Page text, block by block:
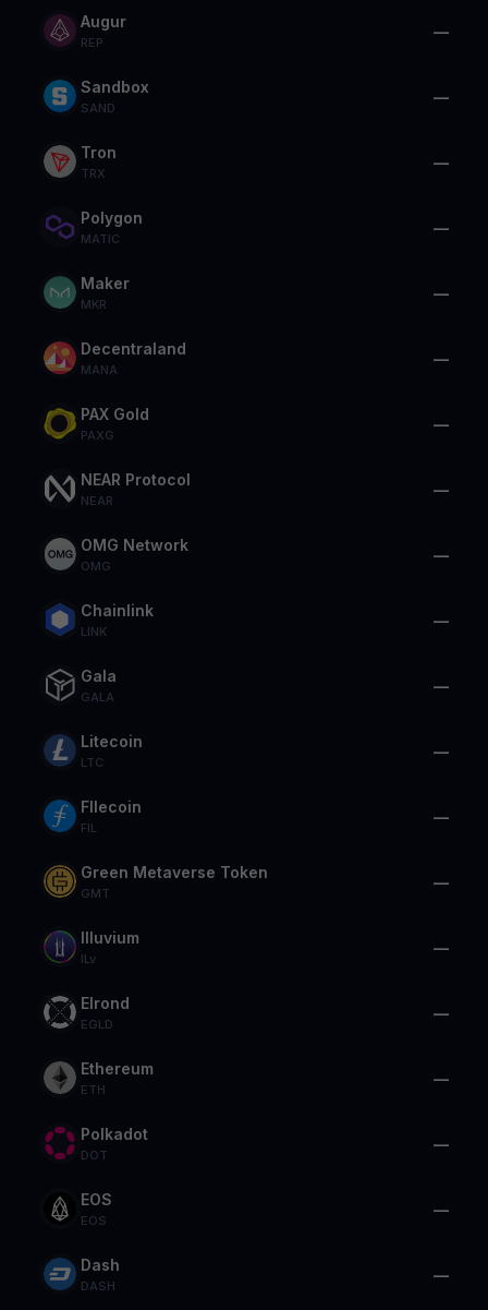
Augur
REP
—
Sandbox
SAND
—
Tron
TRX
—
Polygon
MATIC
—
Maker
MKR
—
Decentraland
MANA
—
PAX Gold
PAXG
—
NEAR Protocol
NEAR
—
OMG Network
OMG
—
Chainlink
LINK
—
Gala
GALA
—
Litecoin
LTC
—
FIlecoin
FIL
—
Green Metaverse Token
GMT
—
Illuvium
ILv
—
Elrond
EGLD
—
Ethereum
ETH
—
Polkadot
DOT
—
EOS
EOS
—
Dash
DASH
—